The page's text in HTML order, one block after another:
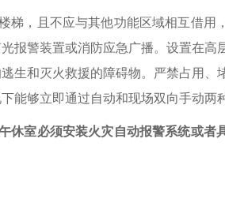
梯，且不应与其他功能区域相互借用
报警装置或消防应急广播。设置在高
生和灭火救援的障碍物。严禁占用、
能够立即通过自动和现场双向手动两
休室必须安装火灾自动报警系统或者